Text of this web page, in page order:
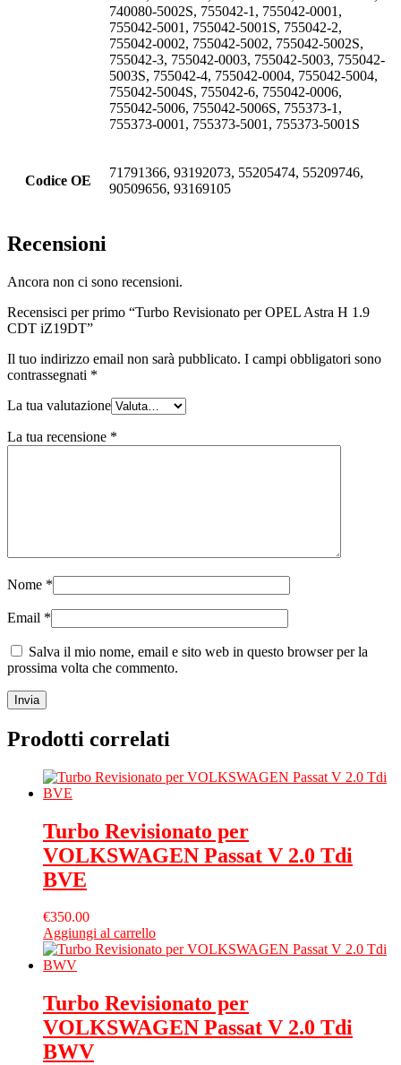
740080-5002S, 755042-1, 755042-0001,
755042-5001, 755042-5001S, 755042-2,
755042-0002, 755042-5002, 755042-5002S,
755042-3, 755042-0003, 755042-5003, 755042-
5003S, 755042-4, 755042-0004, 755042-5004,
755042-5004S, 755042-6, 755042-0006,
755042-5006, 755042-5006S, 755373-1,
755373-0001, 755373-5001, 755373-5001S
Codice OE
71791366, 93192073, 55205474, 55209746,
90509656, 93169105
Recensioni
Ancora non ci sono recensioni.
Recensisci per primo “Turbo Revisionato per OPEL Astra H 1.9
CDT iZ19DT”
Il tuo indirizzo email non sarà pubblicato. I campi obbligatori sono
contrassegnati *
La tua valutazione
La tua recensione *
Nome *
Email *
Salva il mio nome, email e sito web in questo browser per la
prossima volta che commento.
Prodotti correlati
Turbo Revisionato per
VOLKSWAGEN Passat V 2.0 Tdi
BVE
€350.00
Aggiungi al carrello
Turbo Revisionato per
VOLKSWAGEN Passat V 2.0 Tdi
BWV